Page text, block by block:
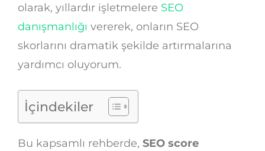
olarak, yıllardır işletmelere SEO
danışmanlığı vererek, onların SEO
skorlarını dramatik şekilde artırmalarına
yardımcı oluyorum.
İçindekiler
Bu kapsamlı rehberde, SEO score